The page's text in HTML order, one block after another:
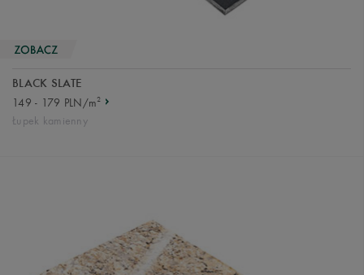
BLACK SLATE
149 - 179 PLN/m2
Łupek kamienny